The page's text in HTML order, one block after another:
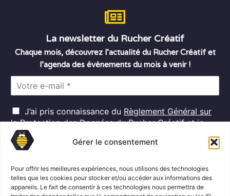
Gérer le consentement
Pour offrir les meilleures expériences, nous utilisons des technologies
telles que les cookies pour stocker et/ou accéder aux informations des
appareils. Le fait de consentir à ces technologies nous permettra de
La newsletter du Rucher Créatif
Chaque mois, découvrez l’actualité du Rucher Créatif et
l’agenda des évènements du mois à venir !
l
*
R
G
D
P
J’ai pris connaissance du Règlement Général sur
la Protection des Donnéesdu Rucher Créatif et je
consens au traitement de mes données personnelles
dans ces conditions.*
S'abonner